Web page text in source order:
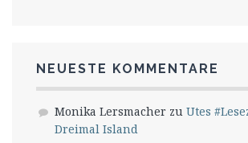
NEUESTE KOMMENTARE
Monika Lersmacher zu Utes
Dreimal Island